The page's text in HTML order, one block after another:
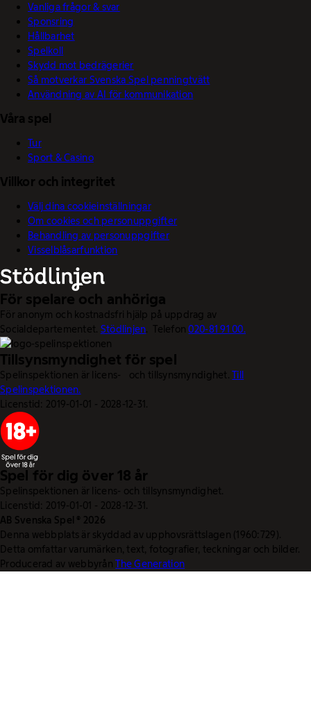
Vanliga frågor & svar
Sponsring
Hållbarhet
Spelkoll
Skydd mot bedrägerier
Så motverkar Svenska Spel penningtvätt
Användning av AI för kommunikation
Våra spel
Tur
Sport & Casino
Villkor och integritet
Välj dina cookieinställningar
Om cookies och personuppgifter
Behandling av personuppgifter
Visselblåsarfunktion
För spelare och anhöriga
För anonym och kostnadsfri hjälp på uppdrag av
Socialdepartementet. Stödlinjen. Telefon020-81 91 00.
Tillsynsmyndighet för spel
Spelinspektionen är licens- och tillsynsmyndighet.Till
Spelinspektionen.
Licenstid: 2019-01-01 - 2028-12-31.
Spel för dig över 18 år
Spelinspektionen är licens- och tillsynsmyndighet.
Licenstid: 2019-01-01 - 2028-12-31.
AB Svenska Spel © 2026
Denna webbplats är skyddad av upphovsrättslagen (1960:729).
Detta omfattar varumärken, text, fotografier, teckningar och bilder.
Producerad av webbyrånThe Generation